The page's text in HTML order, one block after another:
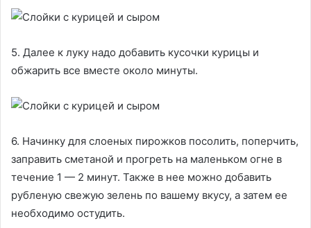
5. Далее к луку надо добавить кусочки курицы и
обжарить все вместе около минуты.
6. Начинку для слоеных пирожков посолить, поперчить,
заправить сметаной и прогреть на маленьком огне в
течение 1 — 2 минут. Также в нее можно добавить
рубленую свежую зелень по вашему вкусу, а затем ее
необходимо остудить.